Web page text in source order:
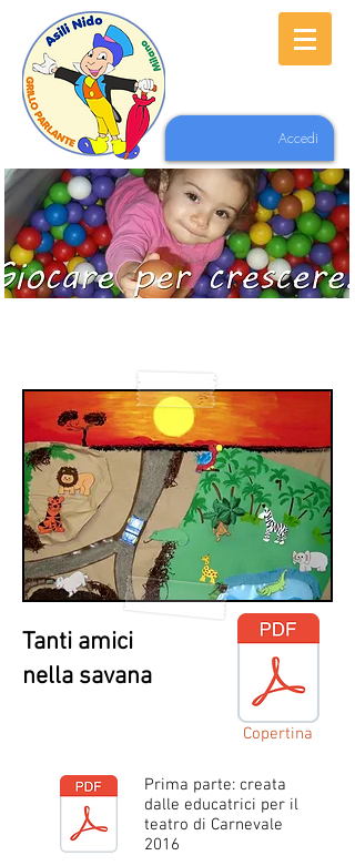
Accedi
Tanti amici
nella savana
Copertina
Prima parte: creata
dalle educatrici per il
teatro di Carnevale
2016